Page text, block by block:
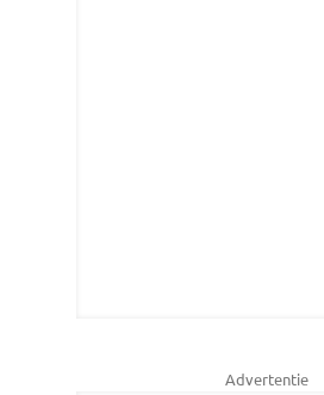
Advertentie